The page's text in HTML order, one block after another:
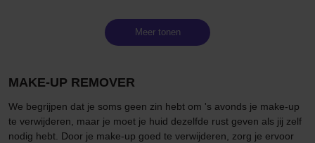
Meer tonen
MAKE-UP REMOVER
We begrijpen dat je soms geen zin hebt om 's avonds je make-up
te verwijderen, maar je moet je huid dezelfde rust geven als jij zelf
nodig hebt. Door je make-up goed te verwijderen, zorg je ervoor